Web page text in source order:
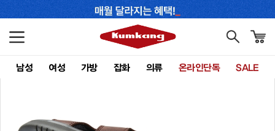
남성 여성 가방 잡화 의류 온라인단독 SALE